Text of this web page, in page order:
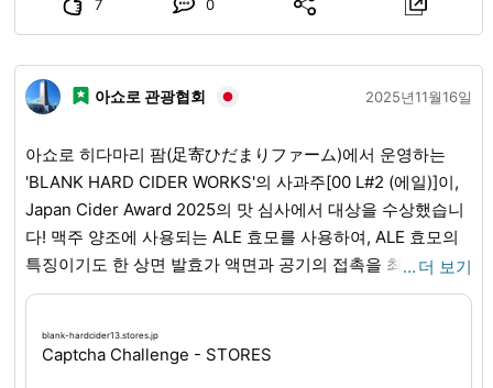
7 0
아쇼로 관광협회 2025년11월16일
아쇼로 히다마리 팜(足寄ひだまりファーム)에서 운영하는
'BLANK HARD CIDER WORKS'의 사과주[00 L#2 (에일)]이,
Japan Cider Award 2025의 맛 심사에서 대상을 수상했습니
다! 맥주 양조에 사용되는 ALE 효모를 사용하여, ALE 효모의
특징이기도 한 상면 발효가 액면과 공기의 접촉을 최소화하
여, 과일 향이 풍부하고 깊은 맛을 표현하고 있습니다. 또한,
아미노산과 펩타이드로 바뀌어 사이다에 깊이와 맛의 폭을 더
… 더 보기
blank-hardcider13.stores.jp
Captcha Challenge - STORES